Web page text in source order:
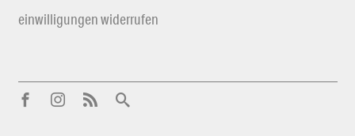
einwilligungen widerrufen